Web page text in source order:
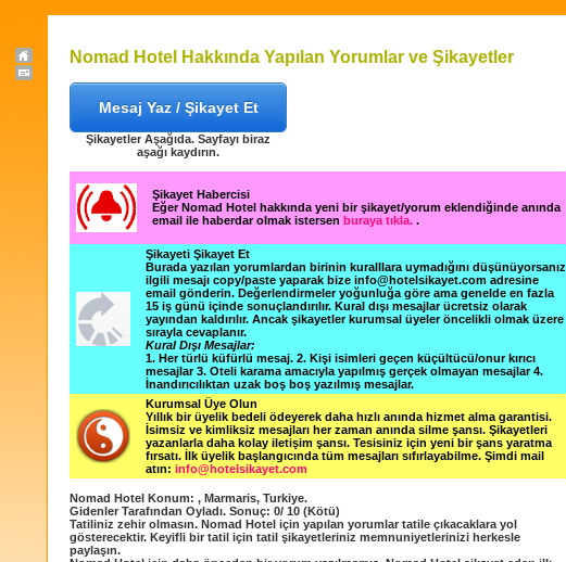
Nomad Hotel Hakkında Yapılan Yorumlar ve Şikayetler
Mesaj Yaz / Şikayet Et
Şikayetler Aşağıda. Sayfayı biraz
aşağı kaydırın.
Şikayet Habercisi
Eğer Nomad Hotel hakkında yeni bir şikayet/yorum eklendiğinde anında
email ile haberdar olmak istersen buraya tıkla. .
Şikayeti Şikayet Et
Burada yazılan yorumlardan birinin kuralllara uymadığını düşünüyorsanız
ilgili mesajı copy/paste yaparak bize info@hotelsikayet.com adresine
email gönderin. Değerlendirmeler yoğunluğa göre ama genelde en fazla
15 iş günü içinde sonuçlandırılır. Kural dışı mesajlar ücretsiz olarak
yayından kaldırılır. Ancak şikayetler kurumsal üyeler öncelikli olmak üzere
sırayla cevaplanır.
Kural Dışı Mesajlar:
1. Her türlü küfürlü mesaj. 2. Kişi isimleri geçen küçültücü/onur kırıcı
mesajlar 3. Oteli karama amacıyla yapılmış gerçek olmayan mesajlar 4.
İnandırıcılıktan uzak boş boş yazılmış mesajlar.
Kurumsal Üye Olun
Yıllık bir üyelik bedeli ödeyerek daha hızlı anında hizmet alma garantisi.
İsimsiz ve kimliksiz mesajları her zaman anında silme şansı. Şikayetleri
yazanlarla daha kolay iletişim şansı. Tesisiniz için yeni bir şans yaratma
fırsatı. İlk üyelik başlangıcında tüm mesajları sıfırlayabilme. Şimdi mail
atın: info@hotelsikayet.com
Nomad Hotel Konum: , Marmaris, Turkiye.
Gidenler Tarafından Oyladı. Sonuç: 0/ 10 (Kötü)
Tatiliniz zehir olmasın. Nomad Hotel için yapılan yorumlar tatile çıkacaklara yol
gösterecektir. Keyifli bir tatil için tatil şikayetleriniz memnuniyetlerinizi herkesle
paylaşın.